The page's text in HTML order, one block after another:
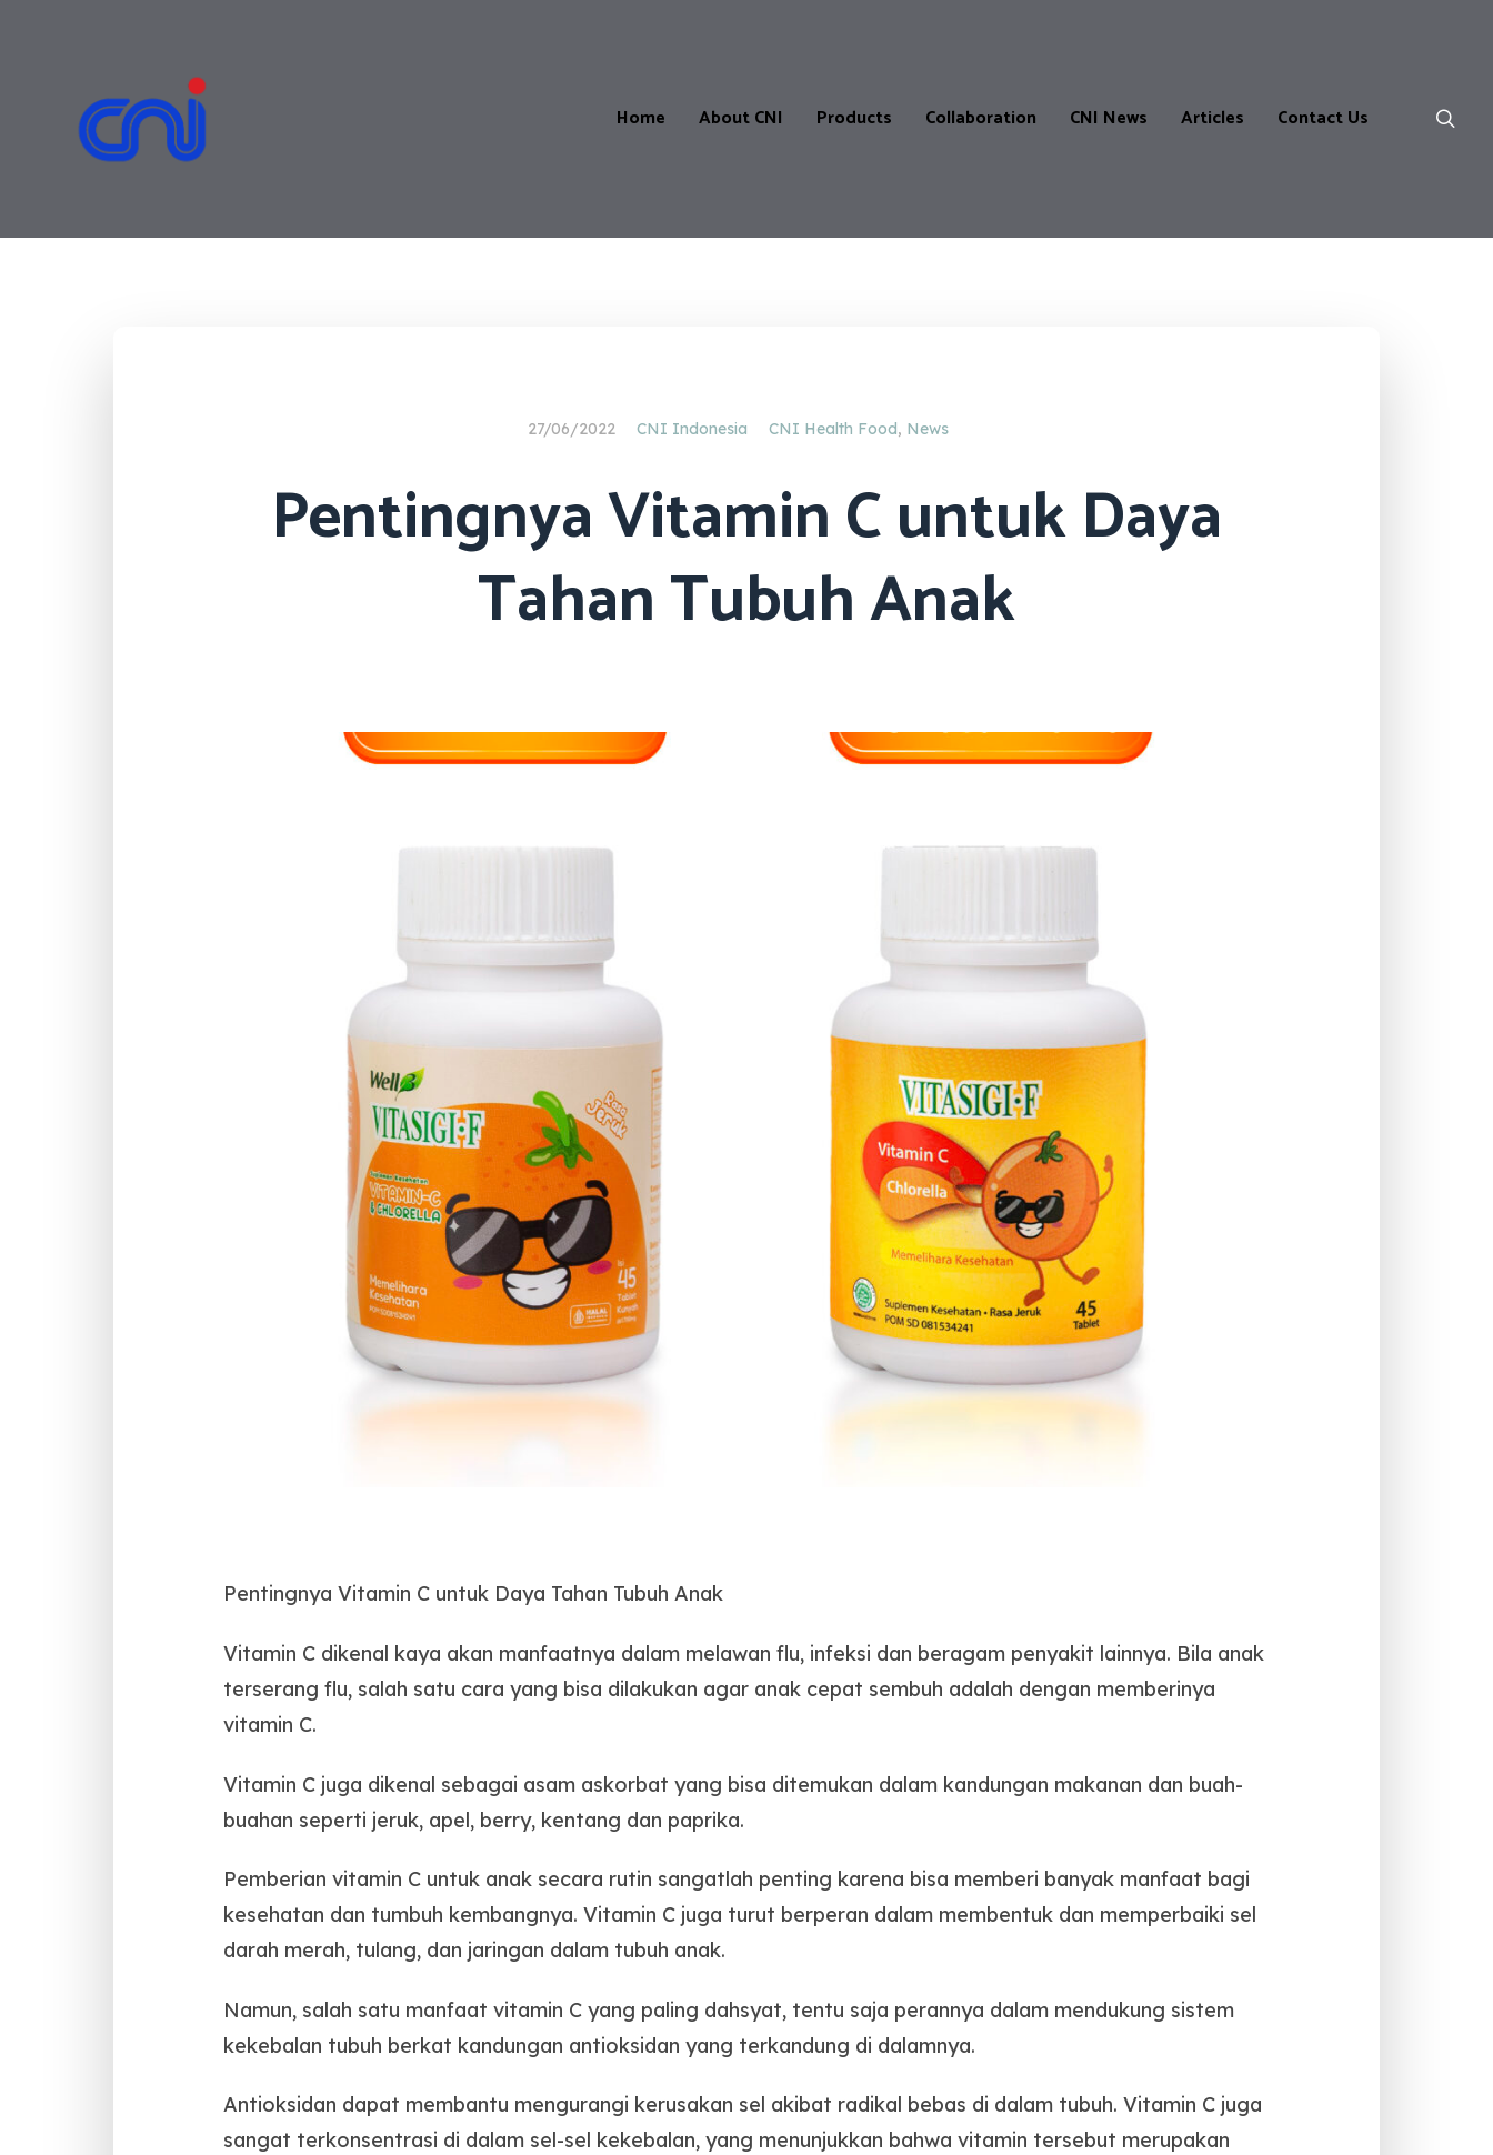
Home About CNI Products
testimonials
Collaboration
Master
CNI News Articles Contact Us
27/06/2022 CNI Indonesia CNI Health Food, News
Pentingnya Vitamin C untuk Daya
Tahan Tubuh Anak
Pentingnya Vitamin C untuk Daya Tahan Tubuh Anak
Vitamin C dikenal kaya akan manfaatnya dalam melawan flu, infeksi dan beragam penyakit lainnya. Bila anak
terserang flu, salah satu cara yang bisa dilakukan agar anak cepat sembuh adalah dengan memberinya
vitamin C.
Vitamin C juga dikenal sebagai asam askorbat yang bisa ditemukan dalam kandungan makanan dan buah-
buahan seperti jeruk, apel, berry, kentang dan paprika.
Pemberian vitamin C untuk anak secara rutin sangatlah penting karena bisa memberi banyak manfaat bagi
kesehatan dan tumbuh kembangnya. Vitamin C juga turut berperan dalam membentuk dan memperbaiki sel
darah merah, tulang, dan jaringan dalam tubuh anak.
Namun, salah satu manfaat vitamin C yang paling dahsyat, tentu saja perannya dalam mendukung sistem
kekebalan tubuh berkat kandungan antioksidan yang terkandung di dalamnya.
Antioksidan dapat membantu mengurangi kerusakan sel akibat radikal bebas di dalam tubuh. Vitamin C juga
sangat terkonsentrasi di dalam sel-sel kekebalan, yang menunjukkan bahwa vitamin tersebut merupakan